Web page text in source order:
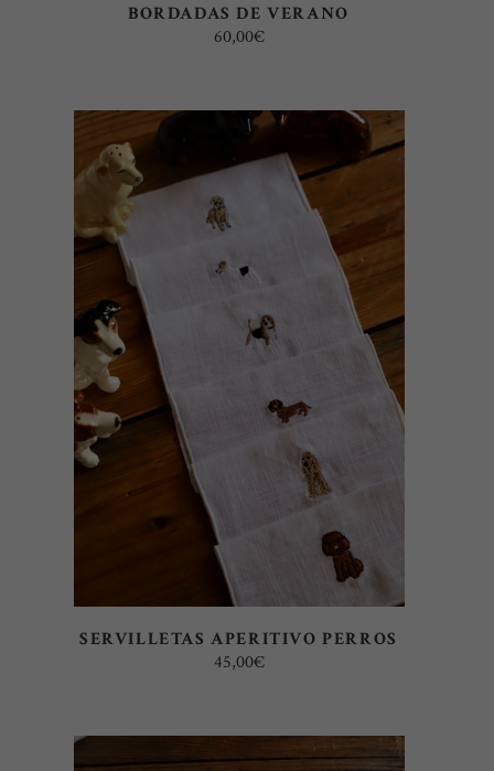
BORDADAS DE VERANO
60,00€
AÑADIR AL CARRITO
SERVILLETAS APERITIVO PERROS
45,00€